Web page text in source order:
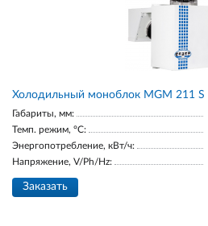
Холодильный моноблок MGM 211 S
Габариты, мм:
Темп. режим, °С:
Энергопотребление, кВт/ч:
Напряжение, V/Ph/Hz:
Заказать